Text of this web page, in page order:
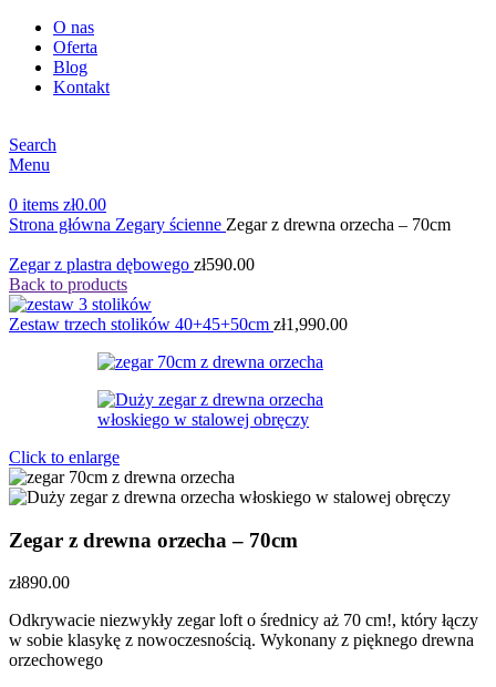
O nas
Oferta
Blog
Kontakt
Search
Menu
0 items zł0.00
Strona główna Zegary ścienne Zegar z drewna orzecha – 70cm
Zegar z plastra dębowego zł590.00
Back to products
Zestaw trzech stolików 40+45+50cm zł1,990.00
Click to enlarge
Zegar z drewna orzecha – 70cm
zł890.00
Odkrywacie niezwykły zegar loft o średnicy aż 70 cm!, który łączy
w sobie klasykę z nowoczesnością. Wykonany z pięknego drewna
orzechowego